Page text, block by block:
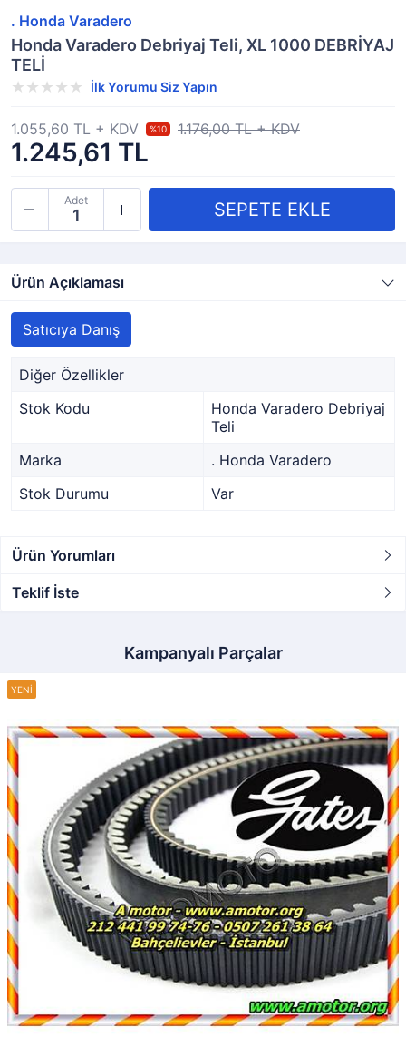
. Honda Varadero
Honda Varadero Debriyaj Teli, XL 1000 DEBRİYAJ
TELİ
İlk Yorumu Siz Yapın
1.245,61 TL
1.055,60 TL + KDV %10 1.176,00 TL + KDV
Adet
Ürün Açıklaması
Satıcıya Danış
Diğer Özellikler
Stok Kodu
Honda Varadero Debriyaj
Teli
Marka
. Honda Varadero
Stok Durumu
Var
Ürün Yorumları
Teklif İste
Kampanyalı Parçalar